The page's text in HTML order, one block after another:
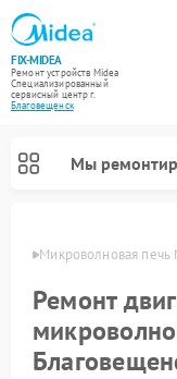
FIX-MIDEA
Ремонт устройств Midea
Специализированный
cервисный центр г.
Благовещенск
Мы
Микроволновая печь
Ремонт